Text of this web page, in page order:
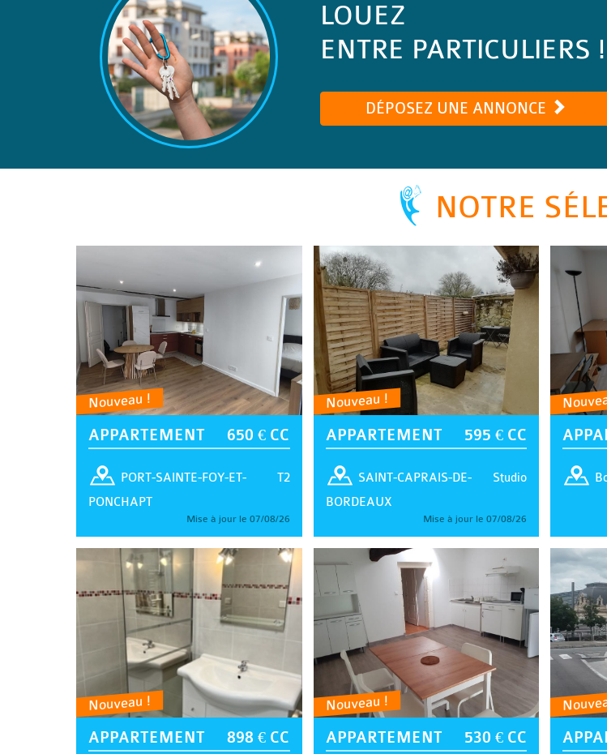
LOUEZ
ENTRE PARTICULIERS !
DÉPOSEZ UNE ANNONCE
NOTRE
Nouveau !
APPARTEMENT 650 € CC
T2
PORT-SAINTE-FOY-ET-
PONCHAPT
Mise à jour le 07/08/26
Nouveau !
APPARTEMENT 595 € CC
Studio
SAINT-CAPRAIS-DE-
BORDEAUX
Mise à jour le 07/08/26
Nouveau !
APPARTEMENT 898 € CC
Nouveau !
APPARTEMENT 530 € CC